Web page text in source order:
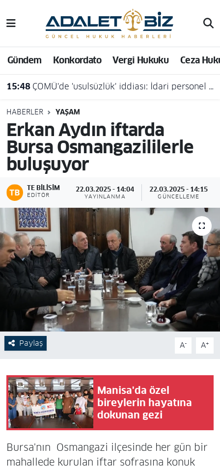
Gündem Konkordato Vergi Hukuku Ceza
15:48 ÇOMÜ'de 'usulsüzlük' iddiası: İdari personel açığa alındı
HABERLER YAŞAM
Erkan Aydın iftarda
Bursa Osmangazililerle
buluşuyor
TE BILISIM
EDITÖR
22.03.2025 - 14:04
YAYINLANMA
22.03.2025 - 14:15
GÜNCELLEME
Paylaş A- A+
Manisa'da özel
bireylerin hayatına
dokunan gezi
Bursa'nın Osmangazi ilçesinde her gün bir
mahallede kurulan iftar sofrasına konuk
Hava Durumu
Trafik Durumu
Süper Lig Puan Durumu ve Fikstür
Tüm Manşetler
Son Dakika Haberleri
Haber Arşivi